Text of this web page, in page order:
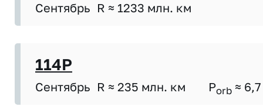
Сентябрь R ≈ 1233 млн. км
114P
Сентябрь R ≈ 235 млн. км Porb ≈ 6,7